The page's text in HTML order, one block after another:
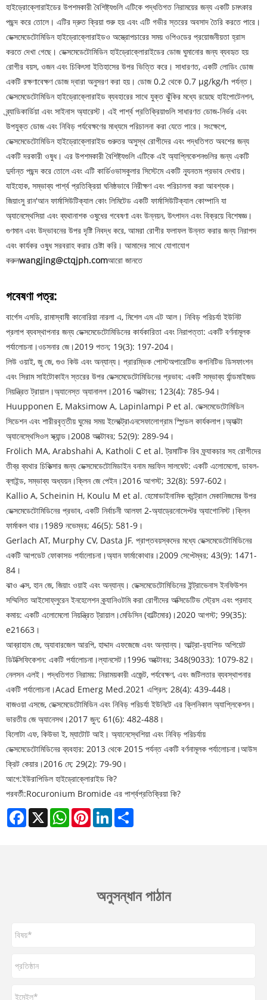
হাইড্রোক্লোরাইডের উপশমকারী বৈশিষ্ট্যগুলি এটিকে পদ্ধতিগত নিরাময়ের জন্য একটি চমৎকার
পছন্দ করে তোলে। এটির দ্রুত ক্রিয়া শুরু হয় এবং এটি গভীর স্তরের অবসাদ তৈরি করতে পারে।
ডেক্সমেডেটোমিডিন হাইড্রোক্লোরাইডও অস্ত্রোপচারের সময় ওপিওডের প্রয়োজনীয়তা হ্রাস
করতে দেখা গেছে। ডেক্সমেডেটোমিডিন হাইড্রোক্লোরাইডের ডোজ ঘুমানোর জন্য ব্যবহৃত হয়
রোগীর বয়স, ওজন এবং চিকিৎসা ইতিহাসের উপর ভিত্তি করে। সাধারণত, একটি লোডিং ডোজ
একটি রক্ষণাবেক্ষণ ডোজ দ্বারা অনুসরণ করা হয়। ডোজ 0.2 থেকে 0.7 μg/kg/h পর্যন্ত।
ডেক্সমেডেটোমিডিন হাইড্রোক্লোরাইড ব্যবহারের সাথে যুক্ত ঝুঁকির মধ্যে রয়েছে হাইপোটেনশন,
ব্র্যাডিকার্ডিয়া এবং সাইনাস অ্যারেস্ট। এই পার্শ্ব প্রতিক্রিয়াগুলি সাধারণত ডোজ-নির্ভর এবং
উপযুক্ত ডোজ এবং নিবিড় পর্যবেক্ষণের মাধ্যমে পরিচালনা করা যেতে পারে। সংক্ষেপে,
ডেক্সমেডেটোমিডিন হাইড্রোক্লোরাইড গুরুতর অসুস্থ রোগীদের এবং পদ্ধতিগত অবশের জন্য
একটি দরকারী ওষুধ। এর উপশমকারী বৈশিষ্ট্যগুলি এটিকে এই অ্যাপ্লিকেশনগুলির জন্য একটি
দুর্দান্ত পছন্দ করে তোলে এবং এটি কার্ডিওভাসকুলার সিস্টেমে একটি ন্যূনতম প্রভাব দেখায়।
যাইহোক, সম্ভাব্য পার্শ্ব প্রতিক্রিয়া ঘনিষ্ঠভাবে নিরীক্ষণ এবং পরিচালনা করা আবশ্যক।
জিয়াংসু রান'আন ফার্মাসিউটিক্যাল কোং লিমিটেড একটি ফার্মাসিউটিক্যাল কোম্পানি যা
অ্যানেস্থেসিয়া এবং ব্যথানাশক ওষুধের গবেষণা এবং উন্নয়ন, উৎপাদন এবং বিক্রয়ে বিশেষজ্ঞ।
গুণমান এবং উদ্ভাবনের উপর দৃষ্টি নিবদ্ধ করে, আমরা রোগীর ফলাফল উন্নত করার জন্য নিরাপদ
এবং কার্যকর ওষুধ সরবরাহ করার চেষ্টা করি। আমাদের সাথে যোগাযোগ
করুনwangjing@ctqjph.comআরো জানতে
গবেষণা পত্র:
বার্গেস এসডি, রামাস্বামী কানোরিয়া নারলা এ, মিশেল এম এট আল। নিবিড় পরিচর্যা ইউনিট
প্রলাপ ব্যবস্থাপনার জন্য ডেক্সমেডেটোমিডিনের কার্যকারিতা এবং নিরাপত্তা: একটি বর্ণনামূলক
পর্যালোচনা।ওচসনার জে।2019 পতন; 19(3): 197-204।
লিউ ওয়াই, জু জে, গুও কিউ এবং অন্যান্য। প্রারম্ভিক পোস্টঅপারেটিভ কগনিটিভ ডিসফাংশন
এবং সিরাম সাইটোকাইন স্তরের উপর ডেক্সমেডেটোমিডিনের প্রভাব: একটি সম্ভাব্য র্যান্ডমাইজড
নিয়ন্ত্রিত ট্রায়াল।অ্যানেস্ত অ্যানালগ।2016 অক্টোবর; 123(4): 785-94।
Huupponen E, Maksimow A, Lapinlampi P et al. ডেক্সমেডেটোমিডিন
সিডেশন এবং শারীরবৃত্তীয় ঘুমের সময় ইলেক্ট্রোএনসেফালোগ্রাম স্পিন্ডল কার্যকলাপ।অ্যাক্টা
অ্যানেস্থেসিওল স্ক্যান্ড।2008 অক্টোবর; 52(9): 289-94।
Frölich MA, Arabshahi A, Katholi C et al. ট্রমাটিক রিব ফ্র্যাকচার সহ রোগীদের
তীব্র ব্যথার চিকিত্সার জন্য ডেক্সমেডেটোমিডাইন বনাম মরফিন সালফেট: একটি এলোমেলো, ডাবল-
ব্লাইন্ড, সম্ভাব্য অধ্যয়ন।ক্লিন জে পেইন।2016 আগস্ট; 32(8): 597-602।
Kallio A, Scheinin H, Koulu M et al. হেমোডাইনামিক কন্ট্রোল মেকানিজমের উপর
ডেক্সমেডেটোমিডিনের প্রভাব, একটি নির্বাচনী আলফা 2-অ্যাড্রেনোসেপ্টর অ্যাগোনিস্ট।ক্লিন
ফার্মাকল থার।1989 নভেম্বর; 46(5): 581-9।
Gerlach AT, Murphy CV, Dasta JF. প্রাপ্তবয়স্কদের মধ্যে ডেক্সমেডেটোমিডিনের
একটি আপডেট ফোকাসড পর্যালোচনা।অ্যান ফার্মাকোথার।2009 সেপ্টেম্বর; 43(9): 1471-
84।
ঝাও এক্স, হান জে, জিয়াং ওয়াই এবং অন্যান্য। ডেক্সমেডেটোমিডিনের ইন্ট্রাভেনাস ইনফিউশন
সম্মিলিত আইসোফ্লুরেন ইনহেলেশন ক্র্যানিওটমি করা রোগীদের অক্সিডেটিভ স্ট্রেস এবং প্রদাহ
কমায়: একটি এলোমেলো নিয়ন্ত্রিত ট্রায়াল।মেডিসিন (বাল্টিমোর)।2020 আগস্ট; 99(35):
e21663।
আব্রাহাম জে, অ্যাবারজেল আরপি, হাদ্দাদ এফজেজে এবং অন্যান্য। আল্ট্রা-র‍্যাপিড অপিয়েট
ডিটক্সিফিকেশন: একটি পর্যালোচনা।ল্যানসেট।1996 অক্টোবর; 348(9033): 1079-82।
নেলসন এলই। পদ্ধতিগত নিরাময়: নিরাময়কারী এজেন্ট, পর্যবেক্ষণ, এবং জটিলতার ব্যবস্থাপনার
একটি পর্যালোচনা।Acad Emerg Med.2021 এপ্রিল; 28(4): 439-448।
বাজওয়া এসজে, ডেক্সমেডেটোমিডিন এবং নিবিড় পরিচর্যা ইউনিটে এর ক্লিনিকাল অ্যাপ্লিকেশন।
ভারতীয় জে অ্যানেসথ।2017 জুন; 61(6): 482-488।
বিলোটা এফ, কিউভা ই, ম্যাটোট আই। অ্যানেস্থেশিয়া এবং নিবিড় পরিচর্যায়
ডেক্সমেডেটোমিডিনের ব্যবহার: 2013 থেকে 2015 পর্যন্ত একটি বর্ণনামূলক পর্যালোচনা।আউস
ক্রিট কেয়ার।2016 মে; 29(2): 79-90।
আগে:ইউরাপিডিল হাইড্রোক্লোরাইড কি?
পরবর্তী:Rocuronium Bromide এর পার্শ্বপ্রতিক্রিয়া কি?
Facebook
X WhatsAppPinterestLinkedIn
অনুসন্ধান পাঠান